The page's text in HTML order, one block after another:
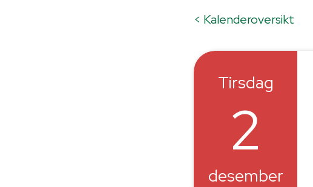
< Kalenderoversikt
Tirsdag
2
desember